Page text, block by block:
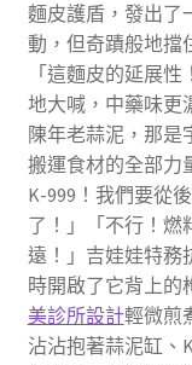
麵皮護盾，發出了
動，但奇蹟般地擋
「這麵皮的延展
地大喊，中藥味更
陳年老蒜泥，那是
搬運食材的全部力
K-999！我們要從
了！」「不行！燃
遠！」吉娃娃特務
時開啟了它背上的
美診所設計輕微煎
沾沾抱著蒜泥缸、